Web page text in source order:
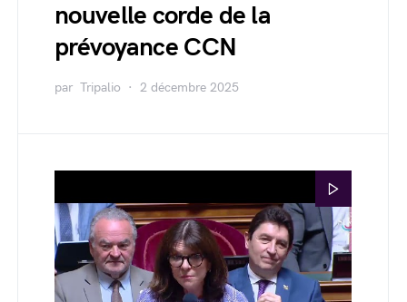
nouvelle corde de la
prévoyance CCN
par Tripalio 2 décembre 2025